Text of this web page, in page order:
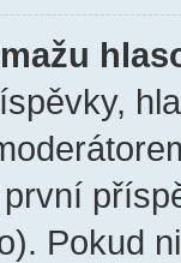
Pokud